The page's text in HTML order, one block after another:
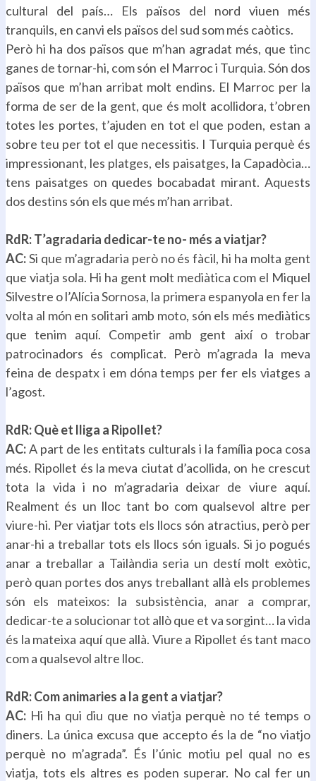
cultural del país… Els països del nord viuen més
tranquils, en canvi els països del sud som més caòtics.
Però hi ha dos països que m’han agradat més, que tinc
ganes de tornar-hi, com són el Marroc i Turquia. Són dos
països que m’han arribat molt endins. El Marroc per la
forma de ser de la gent, que és molt acollidora, t’obren
totes les portes, t’ajuden en tot el que poden, estan a
sobre teu per tot el que necessitis. I Turquia perquè és
impressionant, les platges, els paisatges, la Capadòcia…
tens paisatges on quedes bocabadat mirant. Aquests
dos destins són els que més m’han arribat.
RdR: T’agradaria dedicar-te no- més a viatjar?
AC:Si que m’agradaria però no és fàcil, hi ha molta gent
que viatja sola. Hi ha gent molt mediàtica com el Miquel
Silvestre o l’Alícia Sornosa, la primera espanyola en fer la
volta al món en solitari amb moto, són els més mediàtics
que tenim aquí. Competir amb gent així o trobar
patrocinadors és complicat. Però m’agrada la meva
feina de despatx i em dóna temps per fer els viatges a
l’agost.
RdR: Què et lliga a Ripollet?
AC:A part de les entitats culturals i la família poca cosa
més. Ripollet és la meva ciutat d’acollida, on he crescut
tota la vida i no m’agradaria deixar de viure aquí.
Realment és un lloc tant bo com qualsevol altre per
viure-hi. Per viatjar tots els llocs són atractius, però per
anar-hi a treballar tots els llocs són iguals. Si jo pogués
anar a treballar a Tailàndia seria un destí molt exòtic,
però quan portes dos anys treballant allà els problemes
són els mateixos: la subsistència, anar a comprar,
dedicar-te a solucionar tot allò que et va sorgint… la vida
és la mateixa aquí que allà. Viure a Ripollet és tant maco
com a qualsevol altre lloc.
RdR: Com animaries a la gent a viatjar?
AC: Hi ha qui diu que no viatja perquè no té temps o
diners. La única excusa que accepto és la de “no viatjo
perquè no m’agrada”. És l’únic motiu pel qual no es
viatja, tots els altres es poden superar. No cal fer un